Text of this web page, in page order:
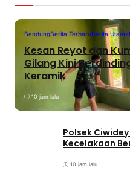
BandungBerita TerbaruBerita Utama
Kesan Reyot dan
Gilang Kini
Keramik
10 jam lalu
Polsek
Kecelakaan
10 jam lalu